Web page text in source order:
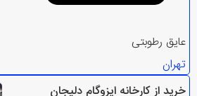
عایق رطوبتی
تهران
خرید از کارخانه ایزوگام دلیجان